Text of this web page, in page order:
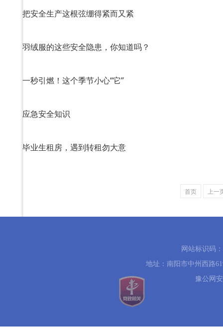
把安全生产这根弦绷得紧而又紧
羽绒服的这些安全隐患，你知道吗？
一秒引燃！这个季节小心“它”
应急安全知识
毕业生租房，遇到转租勿大意
首页 上一
网站标识码
地址：南阳市中州西路
豫公网安